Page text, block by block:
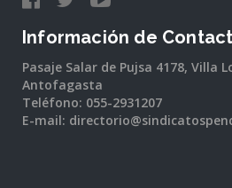
Información de
Pasaje Salar de Pujsa 4178, Villa
Antofagasta
Teléfono: 055-2931207
E-mail: